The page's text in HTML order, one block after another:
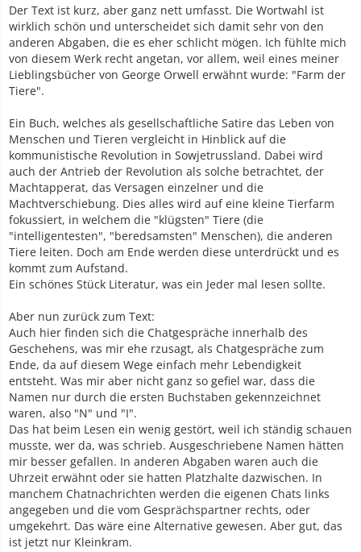
Der Text ist kurz, aber ganz nett umfasst. Die Wortwahl ist
wirklich schön und unterscheidet sich damit sehr von den
anderen Abgaben, die es eher schlicht mögen. Ich fühlte mich
von diesem Werk recht angetan, vor allem, weil eines meiner
Lieblingsbücher von George Orwell erwähnt wurde: "Farm der
Tiere".
Ein Buch, welches als gesellschaftliche Satire das Leben von
Menschen und Tieren vergleicht in Hinblick auf die
kommunistische Revolution in Sowjetrussland. Dabei wird
auch der Antrieb der Revolution als solche betrachtet, der
Machtapperat, das Versagen einzelner und die
Machtverschiebung. Dies alles wird auf eine kleine Tierfarm
fokussiert, in welchem die "klügsten" Tiere (die
"intelligentesten", "beredsamsten" Menschen), die anderen
Tiere leiten. Doch am Ende werden diese unterdrückt und es
kommt zum Aufstand.
Ein schönes Stück Literatur, was ein Jeder mal lesen sollte.
Aber nun zurück zum Text:
Auch hier finden sich die Chatgespräche innerhalb des
Geschehens, was mir ehe rzusagt, als Chatgespräche zum
Ende, da auf diesem Wege einfach mehr Lebendigkeit
entsteht. Was mir aber nicht ganz so gefiel war, dass die
Namen nur durch die ersten Buchstaben gekennzeichnet
waren, also "N" und "I".
Das hat beim Lesen ein wenig gestört, weil ich ständig schauen
musste, wer da, was schrieb. Ausgeschriebene Namen hätten
mir besser gefallen. In anderen Abgaben waren auch die
Uhrzeit erwähnt oder sie hatten Platzhalte dazwischen. In
manchem Chatnachrichten werden die eigenen Chats links
angegeben und die vom Gesprächspartner rechts, oder
umgekehrt. Das wäre eine Alternative gewesen. Aber gut, das
ist jetzt nur Kleinkram.